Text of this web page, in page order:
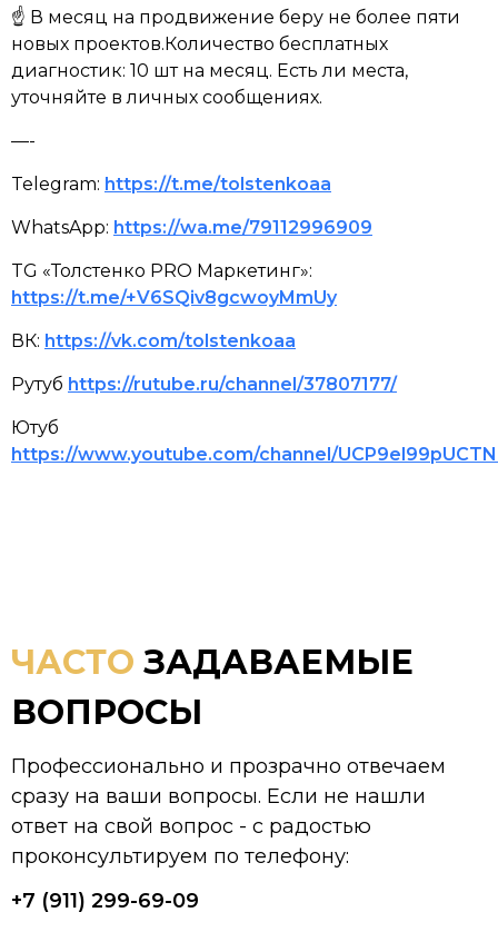
☝ В месяц на продвижение беру не более пяти
новых проектов.Количество бесплатных
диагностик: 10 шт на месяц. Есть ли места,
уточняйте в личных сообщениях.
—-
Telegram: https://t.me/tolstenkoaa
WhatsApp: https://wa.me/79112996909
TG «Толстенко PRO Маркетинг»:
https://t.me/+V6SQiv8gcwoyMmUy
ВК: https://vk.com/tolstenkoaa
Рутуб https://rutube.ru/channel/37807177/
Ютуб
https://www.youtube.com/channel/
ЧАСТО ЗАДАВАЕМЫЕ
ВОПРОСЫ
Профессионально и прозрачно отвечаем
сразу на ваши вопросы. Если не нашли
ответ на свой вопрос - с радостью
проконсультируем по телефону:
+7 (911) 299-69-09